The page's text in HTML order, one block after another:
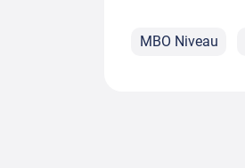
MBO Niveau